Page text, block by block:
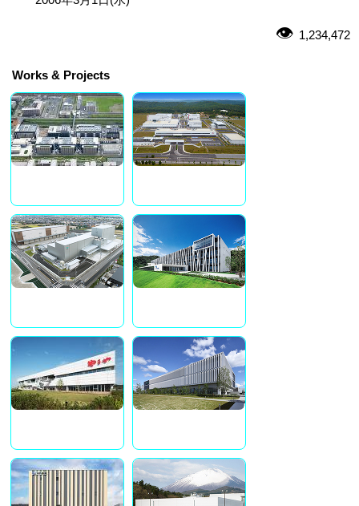
1,234,472
Works & Projects